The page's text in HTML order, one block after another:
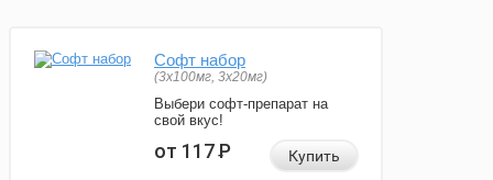
Софт набор
(3x100мг, 3x20мг)
Выбери софт-препарат на
свой вкус!
от 117Р Купить